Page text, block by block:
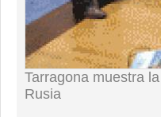
Tarragona muestra
Rusia